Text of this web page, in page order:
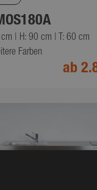
| H: 90 cm | T: 60 cm
Farben
ab